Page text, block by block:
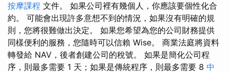
按摩課程 文件。 如果公司裡有幾個人，你應該要個性化合
約。 可能會出現許多意想不到的情況，如果沒有明確的規
則，您將很難做出決定。 如果您希望為您的公司財務提供
同樣便利的服務，您隨時可以信賴 Wise。 商業法庭將資料
轉發給 NAV，後者創建公司的稅號。 如果是簡化公司程
序，則最多需要 1 天；如果是傳統程序，則最多需要 8 中